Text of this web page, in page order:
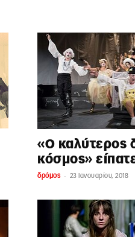
«Ο καλύτερος
κόσμος»
δρόμος - 23 Ιανουαρίου, 2018